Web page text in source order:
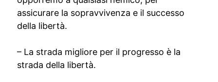
assicurare la sopravvivenza e il successo
della libertà.
– La strada migliore per il progresso è la
strada della libertà.